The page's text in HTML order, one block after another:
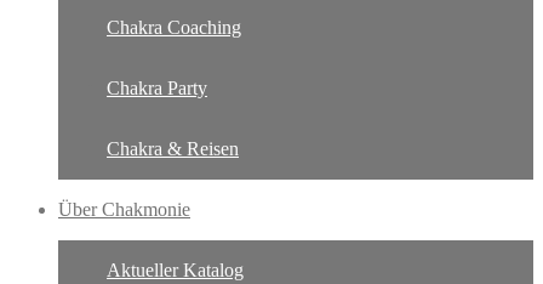
Chakra Coaching
Chakra Party
Chakra & Reisen
Über Chakmonie
Aktueller Katalog